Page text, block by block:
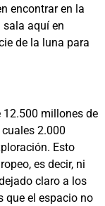
encontrar en la
sala aquí en
de la luna para
12.500 millones de
2.000
Esto
es decir, ni
claro a los
que el espacio no